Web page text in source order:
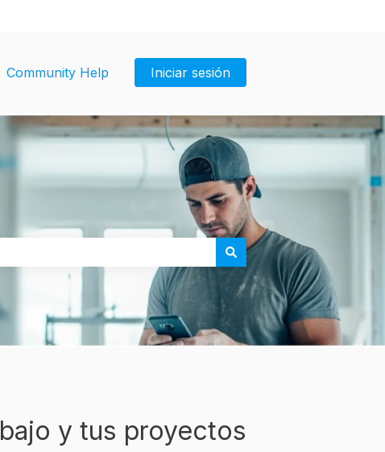
Community Help Iniciar sesión
y tus proyectos